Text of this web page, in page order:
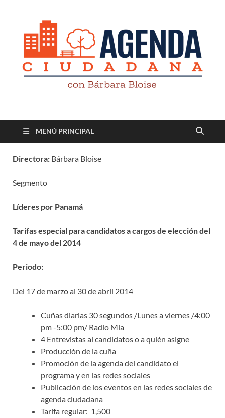
Revista digital
MENÚ PRINCIPAL
Directora: Bárbara Bloise
Segmento
Líderes por Panamá
Tarifas especial para candidatos a cargos de elección del
4 de mayo del 2014
Periodo:
Del 17 de marzo al 30 de abril 2014
Cuñas diarias 30 segundos /Lunes a viernes /4:00
pm -5:00 pm/ Radio Mía
4 Entrevistas al candidatos o a quién asigne
Producción de la cuña
Promoción de la agenda del candidato el
programa y en las redes sociales
Publicación de los eventos en las redes sociales de
agenda ciudadana
Tarifa regular: 1,500